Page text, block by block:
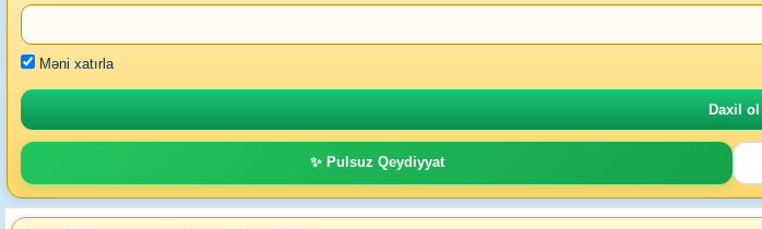
Məni xatırla
✨ Pulsuz Qeydiyyat